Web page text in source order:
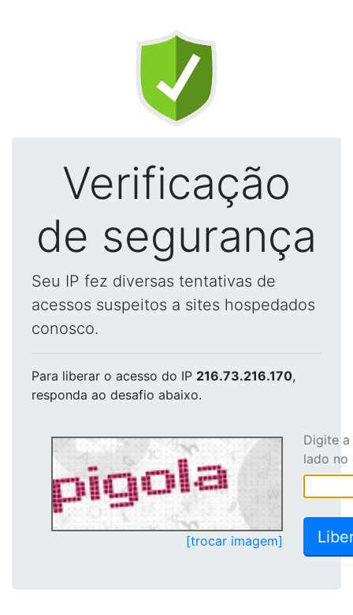
Verificação
de segurança
Seu IP fez diversas tentativas de
acessos suspeitos a sites hospedados
conosco.
Para liberar o acesso do IP 216.73.216.170,
responda ao desafio abaixo.
[trocar imagem]
Digite
lado no